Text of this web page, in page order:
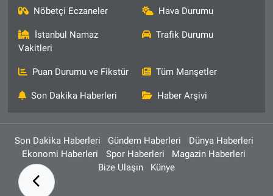
Nöbetçi Eczaneler Hava Durumu
İstanbul Namaz
Vakitleri
Trafik Durumu
Puan Durumu ve Fikstür Tüm Manşetler
Son Dakika Haberleri Haber Arşivi
Son Dakika Haberleri Gündem Haberleri
Dünya Haberleri
Ekonomi Haberleri
Spor Haberleri
Magazin Haberleri
Bize Ulaşın
Künye